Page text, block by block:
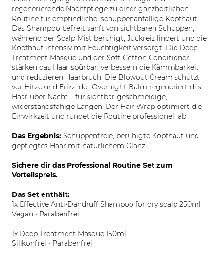
regenerierende Nachtpflege zu einer ganzheitlichen
Routine für empfindliche, schuppenanfällige Kopfhaut.
Das Shampoo befreit sanft von sichtbaren Schuppen,
während der Scalp Mist beruhigt, Juckreiz lindert und die
Kopfhaut intensiv mit Feuchtigkeit versorgt. Die Deep
Treatment Masque und der Soft Cotton Conditioner
stärken das Haar spürbar, verbessern die Kämmbarkeit
und reduzieren Haarbruch. Die Blowout Cream schützt
vor Hitze und Frizz, der Overnight Balm regeneriert das
Haar über Nacht – für sichtbar geschmeidige,
widerstandsfähige Längen. Der Hair Wrap optimiert die
Einwirkzeit und rundet die Routine professionell ab.
Das Ergebnis: Schuppenfreie, beruhigte Kopfhaut und
gepflegtes Haar mit natürlichem Glanz.
Sichere dir das Professional Routine Set zum
Vorteilspreis.
Das Set enthält:
1x Effective Anti-Dandruff Shampoo for dry scalp 250ml
Vegan • Parabenfrei
1x Deep Treatment Masque 150ml
Silikonfrei • Parabenfrei